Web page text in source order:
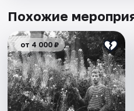
Похожие
от 4 000 ₽